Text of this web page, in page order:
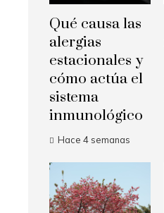
Qué causa las
alergias
estacionales y
cómo actúa el
sistema
inmunológico
Hace 4 semanas